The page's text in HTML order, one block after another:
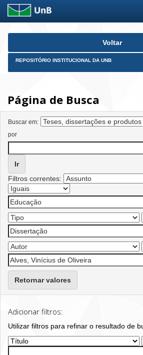
Skip
Voltar
REPOSITÓRIO INSTITUCIONAL DA UNB
Página de Busca
Buscar em:
por
Filtros correntes:
Retornar valores
Adicionar filtros:
Utilizar filtros para refinar o resultado de